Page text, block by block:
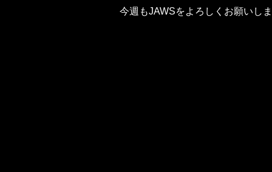
今週もJAWSをよろしくお願いし